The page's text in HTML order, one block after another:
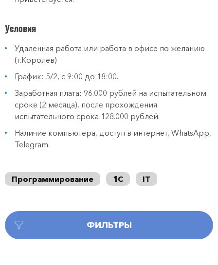
Условия
Удаленная работа или работа в офисе по желанию
(г.Королев)
График: 5/2, с 9:00 до 18:00.
Заработная плата: 96.000 рублей на испытательном
сроке (2 месяца), после прохождения
испытательного срока 128.000 рублей.
Наличие компьютера, доступ в интернет, WhatsApp,
Telegram.
Программирование 1С IT
ФИЛЬТРЫ